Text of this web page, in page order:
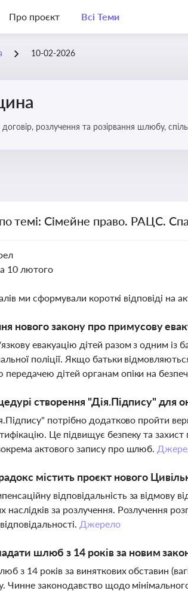
Про проєкт Всі Теми
10-02-2026
розлучення та розірвання шлюбу,
темі: Сімейне право. РАЦС.
10 лютого
ми сформували короткі відповіді на
нового закону про примусову
евакуацію дітей разом з одним із
поліції. Якщо батьки
дітей органам опіки на
створення "Дія.Підпису" для
потрібно додатково пройти
Це підвищує безпеку та
актового запису про шлюб.
містить проєкт нового
відповідальність за відмову
наслідків за розлучення. Розлучення
Джерело
шлюб з 14 років за новим
з 14 років за виняткових обставин
Чинне законодавство щодо